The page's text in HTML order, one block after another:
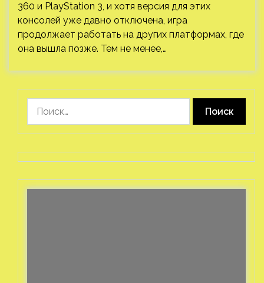
360 и PlayStation 3, и хотя версия для этих
консолей уже давно отключена, игра
продолжает работать на других платформах, где
она вышла позже. Тем не менее,…